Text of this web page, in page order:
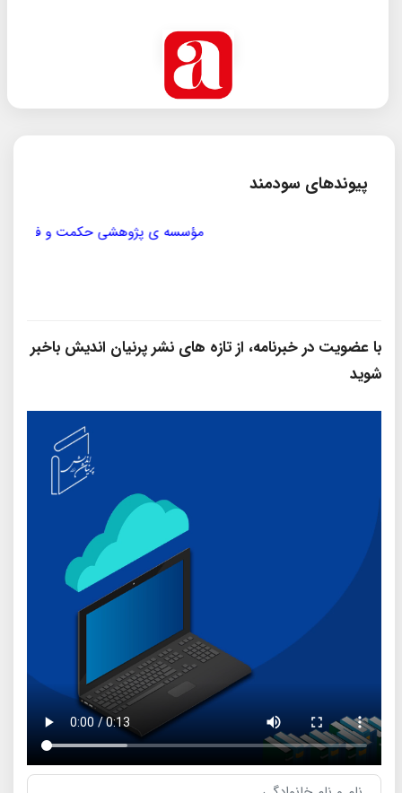
پیوندهای سودمند
مؤسسه ی پژوهشی حکمت و فلسفه ی ایران
با عضویت در خبرنامه، از تازه‌ های نشر پرنیان‌ اندیش باخبر
شوید